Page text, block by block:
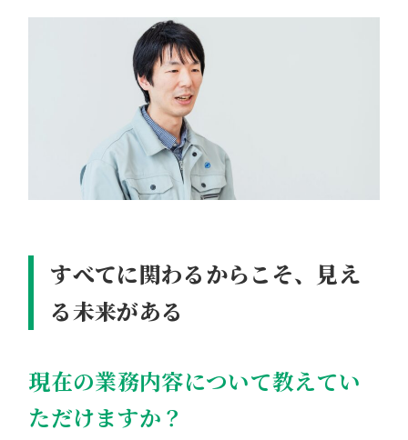
すべてに関わるからこそ、見え
る未来がある
現在の業務内容について教えてい
ただけますか？